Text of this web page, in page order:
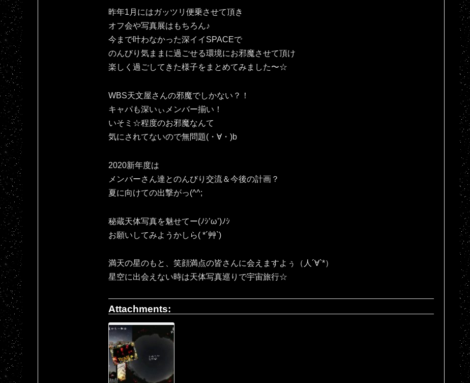
昨年1月にはガッツリ便乗させて頂き
オフ会や写真展はもちろん♪
今まで叶わなかった深イイSPACEで
のんびり気ままに過ごせる環境にお邪魔させて頂け
楽しく過ごしてきた様子をまとめてみました〜☆
WBS天文屋さんの邪魔でしかない？！
キャパも深いぃメンバー揃い！
いそミ☆程度のお邪魔なんて
気にされてないので無問題(・∀・)b
2020新年度は
メンバーさん達とのんびり交流＆今後の計画？
夏に向けての出撃がっ(^^;
秘蔵天体写真を魅せてー(ﾉｼ’ω’)ﾉｼ
お願いしてみようかしら( *´艸`)
満天の星のもと、笑顔満点の皆さんに会えますよぅ（人´∀`*）
星空に出会えない時は天体写真巡りで宇宙旅行☆
Attachments: